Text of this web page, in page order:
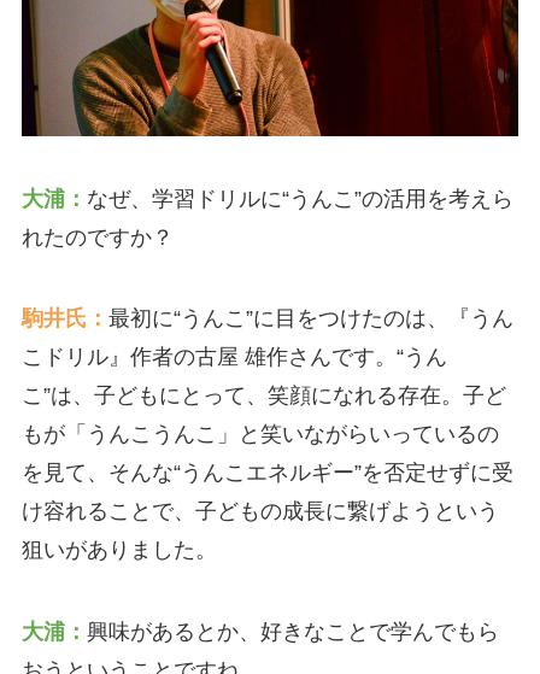
大浦： なぜ、学習ドリルに“うんこ”の活用を考えら
れたのですか？
駒井氏： 最初に“うんこ”に目をつけたのは、『うん
こドリル』作者の古屋 雄作さんです。“うん
こ”は、子どもにとって、笑顔になれる存在。子ど
もが「うんこうんこ」と笑いながらいっているの
を見て、そんな“うんこエネルギー”を否定せずに受
け容れることで、子どもの成長に繋げようという
狙いがありました。
大浦： 興味があるとか、好きなことで学んでもら